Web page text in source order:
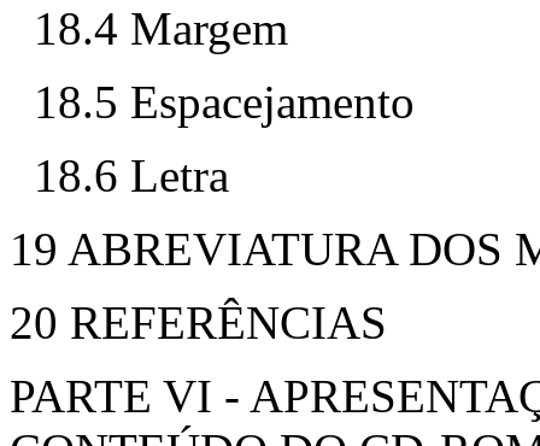
18.4 Margem
18.5 Espacejamento
18.6 Letra
19 ABREVIATURA DOS
20 REFERÊNCIAS
PARTE VI -